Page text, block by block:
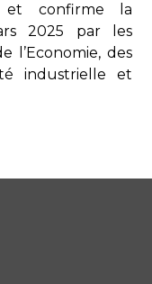
et confirme la
2025 par les
l’Economie, des
industrielle et